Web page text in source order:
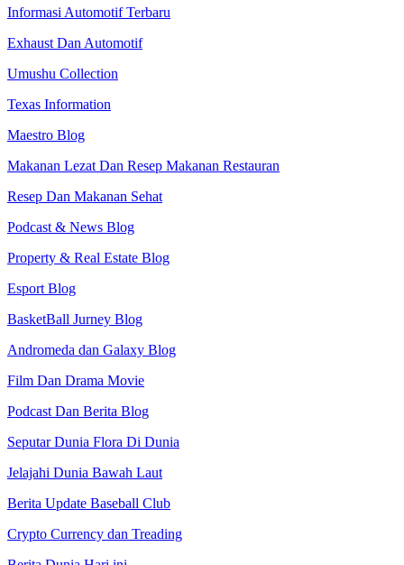
Informasi Automotif Terbaru
Exhaust Dan Automotif
Umushu Collection
Texas Information
Maestro Blog
Makanan Lezat Dan Resep Makanan Restauran
Resep Dan Makanan Sehat
Podcast & News Blog
Property & Real Estate Blog
Esport Blog
BasketBall Jurney Blog
Andromeda dan Galaxy Blog
Film Dan Drama Movie
Podcast Dan Berita Blog
Seputar Dunia Flora Di Dunia
Jelajahi Dunia Bawah Laut
Berita Update Baseball Club
Crypto Currency dan Treading